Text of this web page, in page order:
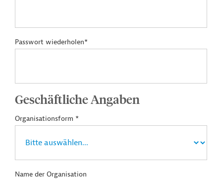
Passwort wiederholen*
Geschäftliche Angaben
Organisationsform *
Name der Organisation